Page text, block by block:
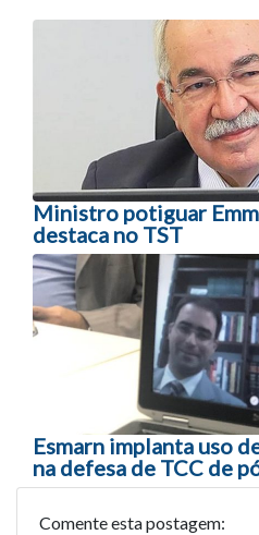
Navegação
Ministro potiguar
destaca no TST
Esmarn implanta uso
na defesa de TCC de
Comente esta postagem: